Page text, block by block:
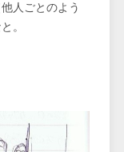
人ごとのよう
。